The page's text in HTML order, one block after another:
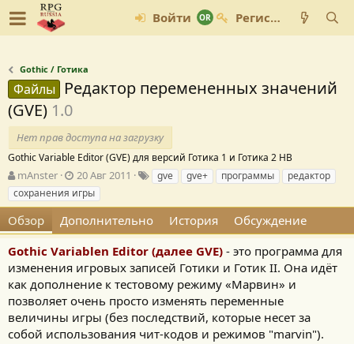
Войти Регистрация
Gothic / Готика
Файлы
Редактор перемененных значений
(GVE) 1.0
Нет прав доступа на загрузку
Gothic Variable Editor (GVE) для версий Готика 1 и Готика 2 НВ
А
в
т
о
р
mAnster
Д
а
т
а
с
з
д
а
н
и
я
20 Авг 2011
и
gve gve+ программы
редактор
сохранения игры
Обзор Дополнительно История
Обсуждение
Gothic Variablen Editor (далее GVE) - это программа для
изменения игровых записей Готики и Готик II. Она идёт
как дополнение к тестовому режиму «Марвин» и
позволяет очень просто изменять переменные
величины игры (без последствий, которые несет за
собой использования чит-кодов и режимов "marvin").